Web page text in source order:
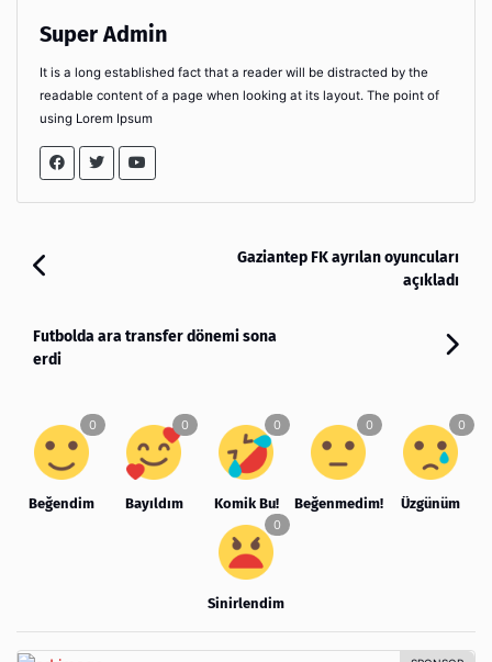
Super Admin
It is a long established fact that a reader will be distracted by the
readable content of a page when looking at its layout. The point of
using Lorem Ipsum
Gaziantep FK ayrılan oyuncuları
açıkladı
Futbolda ara transfer dönemi sona
erdi
Beğendim Bayıldım Komik Bu! Beğenmedim! Üzgünüm
Sinirlendim